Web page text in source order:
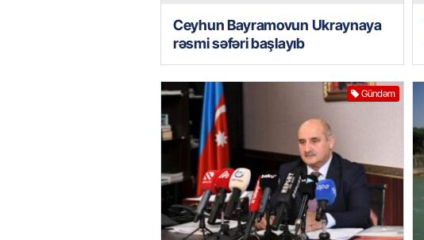
Ceyhun Bayramovun Ukraynaya
rəsmi səfəri başlayıb
Gündəm